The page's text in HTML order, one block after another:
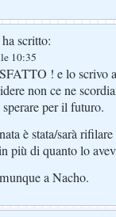
ha scritto:
10:35
! e lo scrivo
non ce ne
per il futuro.
è stata/sarà
più di quanto lo
a Nacho.